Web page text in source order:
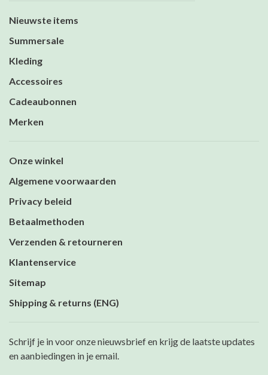
Nieuwste items
Summersale
Kleding
Accessoires
Cadeaubonnen
Merken
Onze winkel
Algemene voorwaarden
Privacy beleid
Betaalmethoden
Verzenden & retourneren
Klantenservice
Sitemap
Shipping & returns (ENG)
Schrijf je in voor onze nieuwsbrief en krijg de laatste updates
en aanbiedingen in je email.